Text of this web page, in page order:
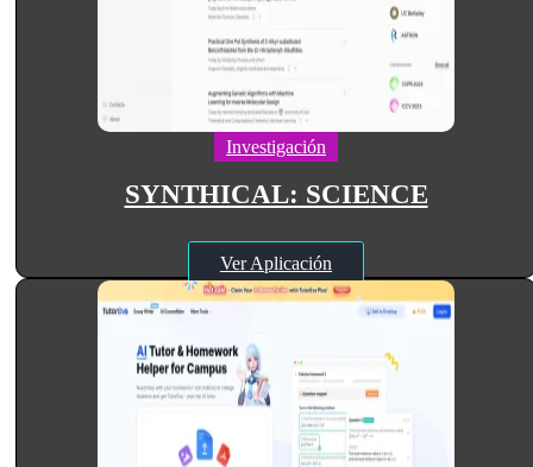
Investigación
SYNTHICAL: SCIENCE
Ver Aplicación